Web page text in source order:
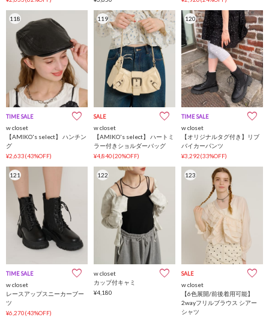
118
TIME SALE インフルエンサー企画
w closet
【AMIKO's select】 ハンチン
グ
¥2,633(43%OFF)
119
SALE インフルエンサー企画
w closet
【AMIKO's select】 ハートミ
ラー付きショルダーバッグ
¥4,840(20%OFF)
120
TIME SALE
w closet
【オリジナルタグ付き】リブ
バイカーパンツ
¥3,292(33%OFF)
121
TIME SALE
w closet
レースアップスニーカーブー
ツ
¥6,270(43%OFF)
122
w closet
カップ付キャミ
¥4,180
123
SALE
w closet
【6色展開/前後着用可能】
2wayフリルブラウス シアー
シャツ